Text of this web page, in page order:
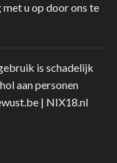
u op door ons te
is schadelijk
aan personen
| NIX18.nl